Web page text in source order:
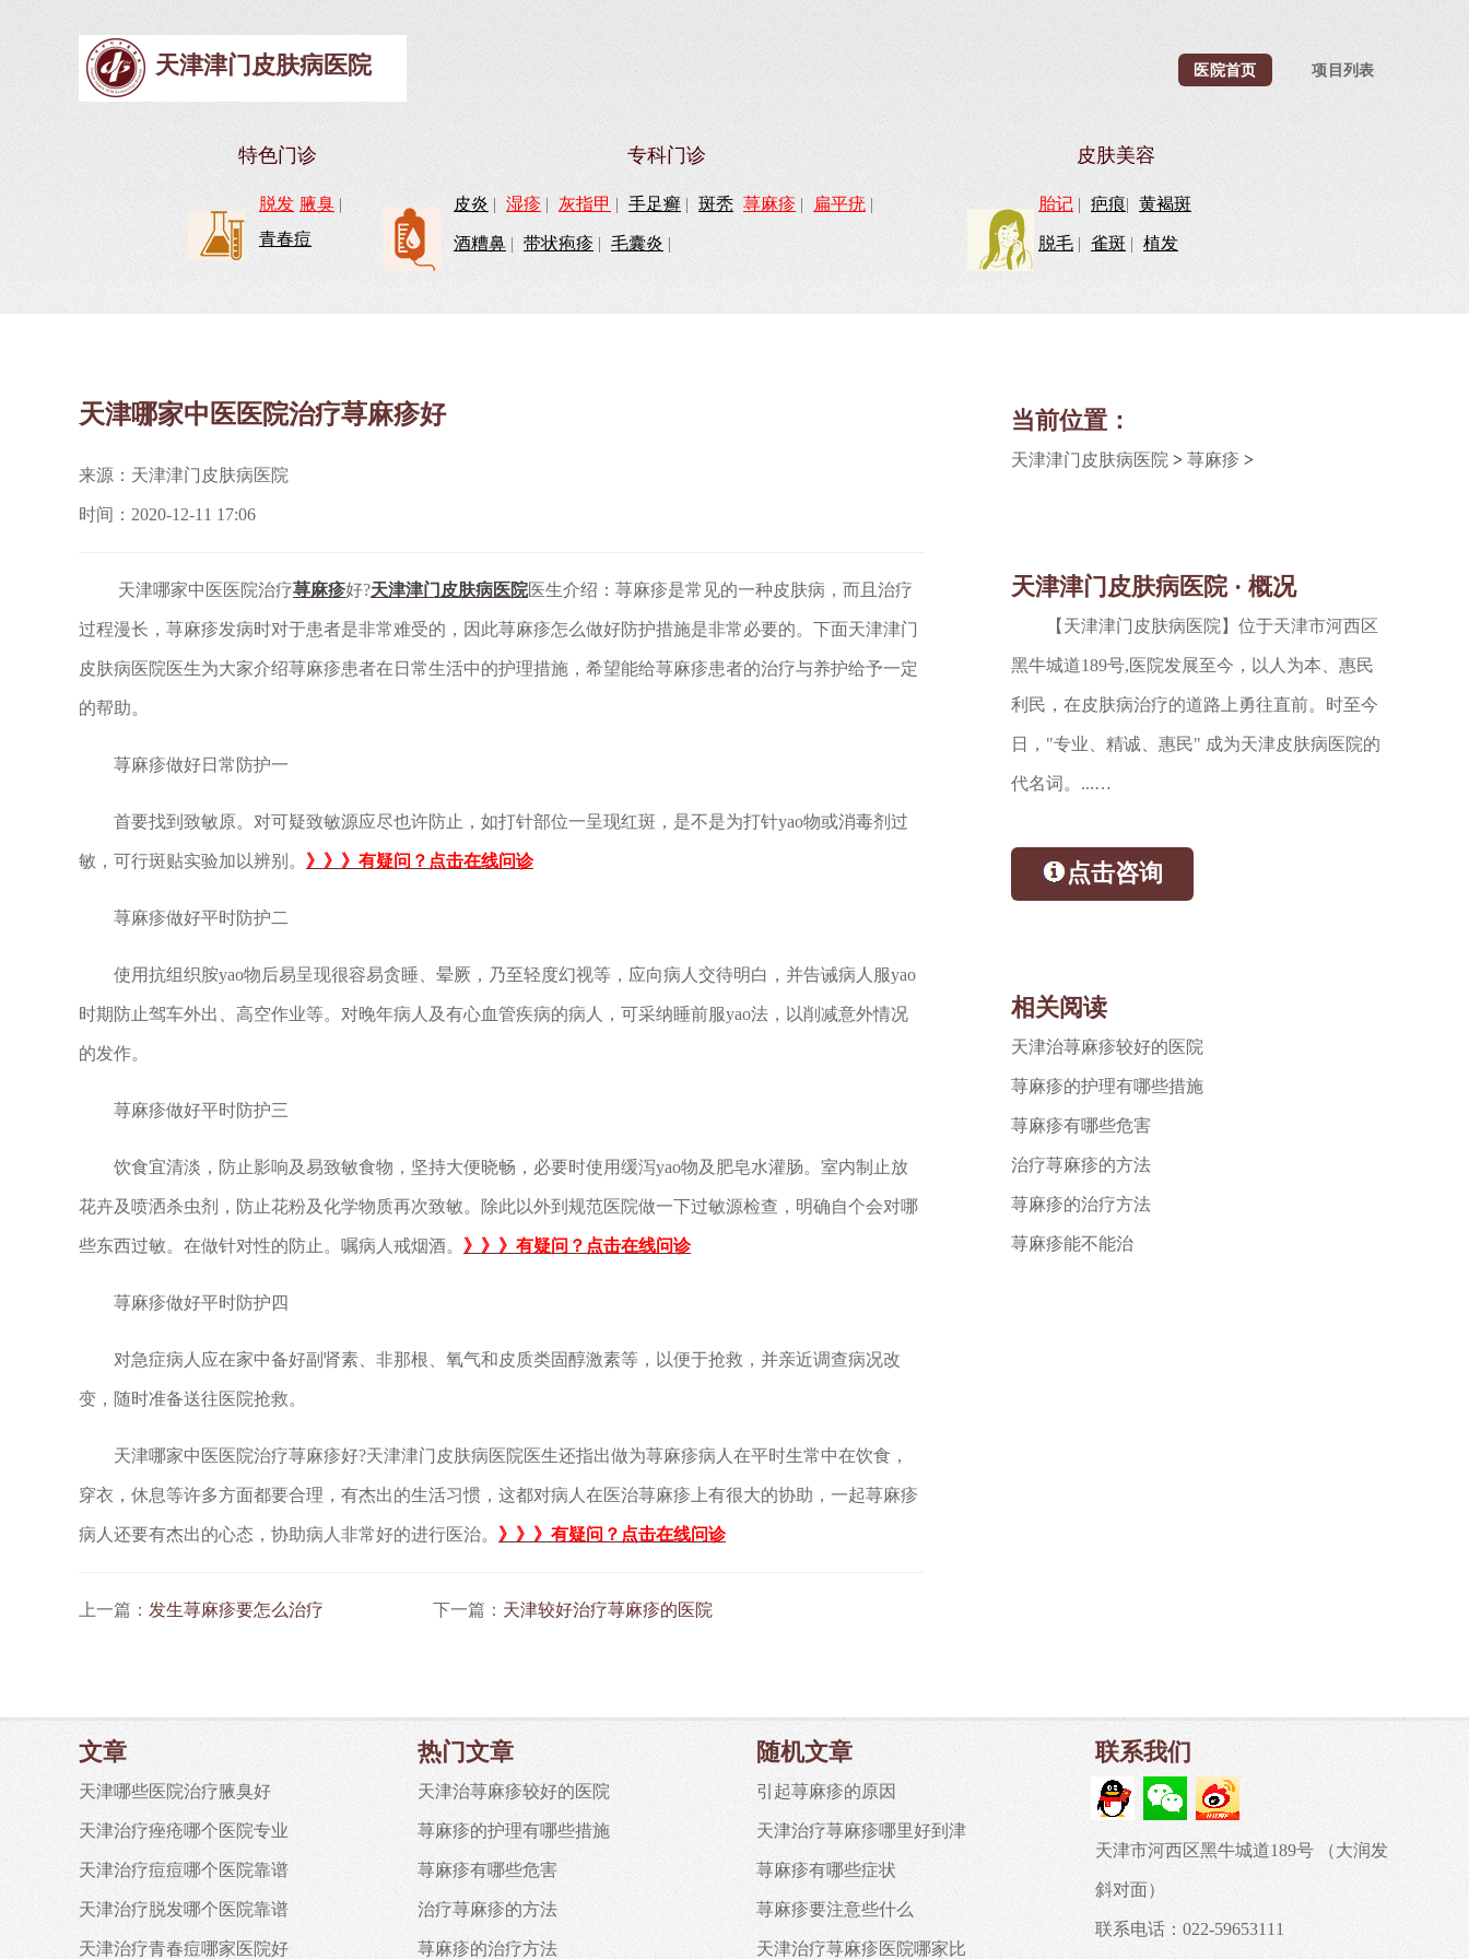
天津津门皮肤病医院 医院首页 项目列表
特色门诊
脱发 腋臭 |
青春痘
专科门诊
皮炎 | 湿疹 | 灰指甲 | 手足癣 | 斑秃 荨麻疹 | 扁平疣 |
酒糟鼻 | 带状疱疹 | 毛囊炎 |
皮肤美容
胎记 | 疤痕| 黄褐斑
脱毛 | 雀斑 | 植发
天津哪家中医医院治疗荨麻疹好
来源：天津津门皮肤病医院
时间：2020-12-11 17:06
天津哪家中医医院治疗荨麻疹好?天津津门皮肤病医院医生介绍：荨麻疹是常见的一种皮肤病，而且治疗
过程漫长，荨麻疹发病时对于患者是非常难受的，因此荨麻疹怎么做好防护措施是非常必要的。下面天津津门
皮肤病医院医生为大家介绍荨麻疹患者在日常生活中的护理措施，希望能给荨麻疹患者的治疗与养护给予一定
的帮助。
荨麻疹做好日常防护一
首要找到致敏原。对可疑致敏源应尽也许防止，如打针部位一呈现红斑，是不是为打针yao物或消毒剂过
敏，可行斑贴实验加以辨别。 》》》有疑问？点击在线问诊
荨麻疹做好平时防护二
使用抗组织胺yao物后易呈现很容易贪睡、晕厥，乃至轻度幻视等，应向病人交待明白，并告诫病人服yao
时期防止驾车外出、高空作业等。对晚年病人及有心血管疾病的病人，可采纳睡前服yao法，以削减意外情况
的发作。
荨麻疹做好平时防护三
饮食宜清淡，防止影响及易致敏食物，坚持大便晓畅，必要时使用缓泻yao物及肥皂水灌肠。室内制止放
花卉及喷洒杀虫剂，防止花粉及化学物质再次致敏。除此以外到规范医院做一下过敏源检查，明确自个会对哪
些东西过敏。在做针对性的防止。嘱病人戒烟酒。 》》》有疑问？点击在线问诊
荨麻疹做好平时防护四
对急症病人应在家中备好副肾素、非那根、氧气和皮质类固醇激素等，以便于抢救，并亲近调查病况改
变，随时准备送往医院抢救。
天津哪家中医医院治疗荨麻疹好?天津津门皮肤病医院医生还指出做为荨麻疹病人在平时生常中在饮食，
穿衣，休息等许多方面都要合理，有杰出的生活习惯，这都对病人在医治荨麻疹上有很大的协助，一起荨麻疹
病人还要有杰出的心态，协助病人非常好的进行医治。 》》》有疑问？点击在线问诊
上一篇： 发生荨麻疹要怎么治疗 下一篇： 天津较好治疗荨麻疹的医院
当前位置：
天津津门皮肤病医院 >荨麻疹 >
天津津门皮肤病医院 · 概况
【天津津门皮肤病医院】位于天津市河西区
黑牛城道189号,医院发展至今，以人为本、惠民
利民，在皮肤病治疗的道路上勇往直前。时至今
日，"专业、精诚、惠民" 成为天津皮肤病医院的
代名词。...…
点击咨询
相关阅读
天津治荨麻疹较好的医院
荨麻疹的护理有哪些措施
荨麻疹有哪些危害
治疗荨麻疹的方法
荨麻疹的治疗方法
荨麻疹能不能治
文章
天津哪些医院治疗腋臭好
天津治疗痤疮哪个医院专业
天津治疗痘痘哪个医院靠谱
天津治疗脱发哪个医院靠谱
天津治疗青春痘哪家医院好
热门文章
天津治荨麻疹较好的医院
荨麻疹的护理有哪些措施
荨麻疹有哪些危害
治疗荨麻疹的方法
荨麻疹的治疗方法
随机文章
引起荨麻疹的原因
天津治疗荨麻疹哪里好到津
荨麻疹有哪些症状
荨麻疹要注意些什么
天津治疗荨麻疹医院哪家比
联系我们
天津市河西区黑牛城道189号 （大润发
斜对面）
联系电话：022-59653111